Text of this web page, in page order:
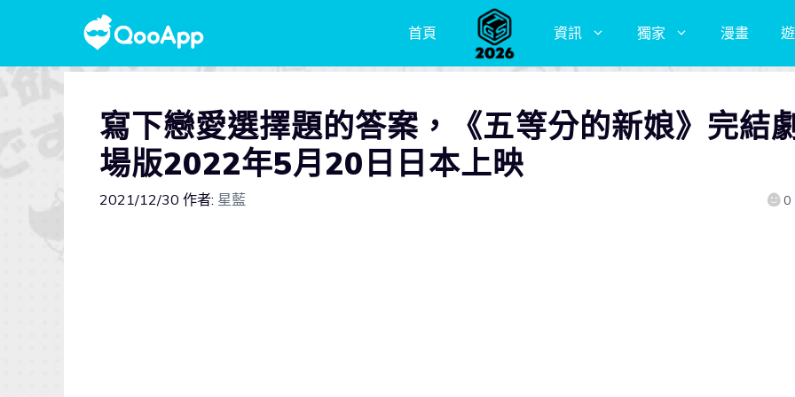
首頁 資訊 獨家 漫畫
寫下戀愛選擇題的答案，《五等分的新娘》完結
場版2022年5月20日日本上映
2021/12/30 作者: 星藍 0